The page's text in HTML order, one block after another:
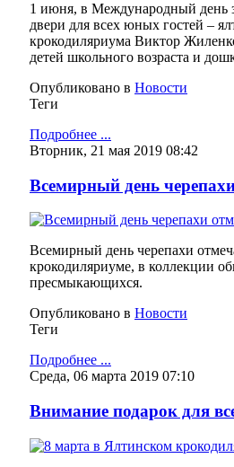
1 июня, в Международный день
двери для всех юных гостей –
крокодиляриума Виктор
детей школьного возраста и
Опубликовано в Новости
Теги
Подробнее ...
Вторник, 21 мая 2019 08:42
Всемирный день
Всемирный день черепахи
крокодиляриуме, в коллекции
пресмыкающихся.
Опубликовано в Новости
Теги
Подробнее ...
Среда, 06 марта 2019 07:10
Внимание подарок для